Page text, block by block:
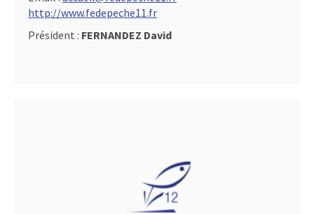
http://www.fedepeche11.fr
Président : FERNANDEZ David